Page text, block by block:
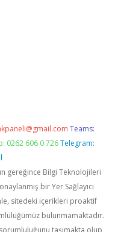
Teams:
0262 606 0 726 Telegram:
gereğince Bilgi Teknolojileri
bir Yer Sağlayıcı
sitedeki içerikleri proaktif
bulunmamaktadır.
taşımakta olup,